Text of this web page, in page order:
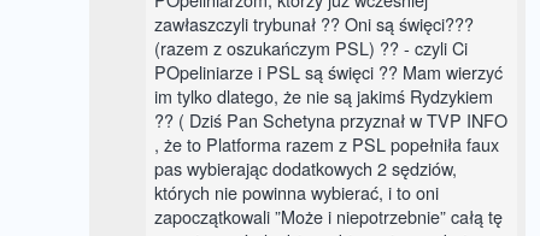
zawłaszczyli trybunał ?? Oni są święci???
(razem z oszukańczym PSL) ?? - czyli Ci
POpeliniarze i PSL są święci ?? Mam wierzyć
im tylko dlatego, że nie są jakimś Rydzykiem
?? ( Dziś Pan Schetyna przyznał w TVP INFO
, że to Platforma razem z PSL popełniła faux
pas wybierając dodatkowych 2 sędziów,
których nie powinna wybierać, i to oni
zapoczątkowali ”Może i niepotrzebnie” całą tę